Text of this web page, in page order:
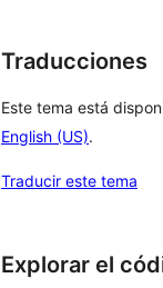
Traducciones
Este tema está
English (US).
Traducir este tema
Explorar el